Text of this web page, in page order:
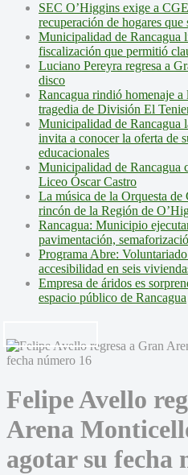
SEC O’Higgins exige a
recuperación de hogares
Municipalidad de Rancagua
fiscalización que permitió
Luciano Pereyra regresa a
disco
Rancagua rindió homenaje a
tragedia de División El
Municipalidad de Rancagua
invita a conocer la oferta de
educacionales
Municipalidad de Rancagua
Liceo Óscar Castro
La música de la Orquesta
rincón de la Región de
Rancagua: Municipio
pavimentación,
Programa Abre:
accesibilidad en seis
Empresa de áridos es
espacio público de Rancagua
Felipe Avello
Arena
agotar su fecha